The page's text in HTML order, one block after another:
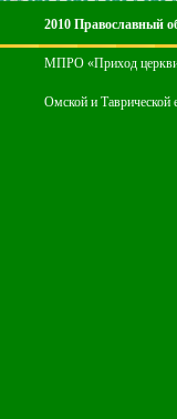
2010 Православный
МПРО «Приход церкви
Омской и